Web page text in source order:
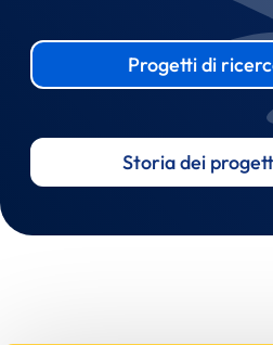
Progetti di
Storia dei